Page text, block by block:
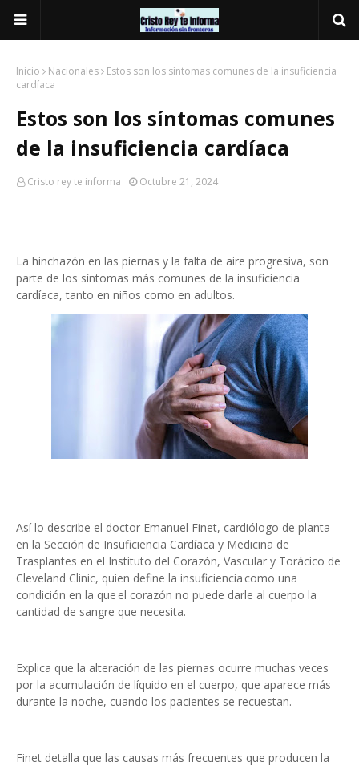
Inicio Nacionales
Estos son los síntomas comunes de la insuficiencia
cardíaca
Estos son los síntomas comunes
de la insuficiencia cardíaca
Cristo rey te informa Octubre 21, 2024
La hinchazón en las piernas y la falta de aire progresiva, son
parte de los síntomas más comunes de la insuficiencia
cardíaca, tanto en niños como en adultos.
Así lo describe el doctor Emanuel Finet, cardiólogo de planta
en la Sección de Insuficiencia Cardíaca y Medicina de
Trasplantes en el Instituto del Corazón, Vascular y Torácico de
Cleveland Clinic, quien define la insuficiencia como una
condición en la que el corazón no puede darle al cuerpo la
cantidad de sangre que necesita.
Explica que la alteración de las piernas ocurre muchas veces
por la acumulación de líquido en el cuerpo, que aparece más
durante la noche, cuando los pacientes se recuestan.
Finet detalla que las causas más frecuentes que producen la